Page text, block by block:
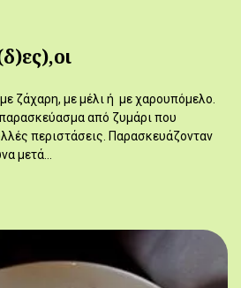
ζάχαρη, με μέλι ή με χαρουπόμελο.
από ζυμάρι που
περιστάσεις. Παρασκευάζονταν
μετά…